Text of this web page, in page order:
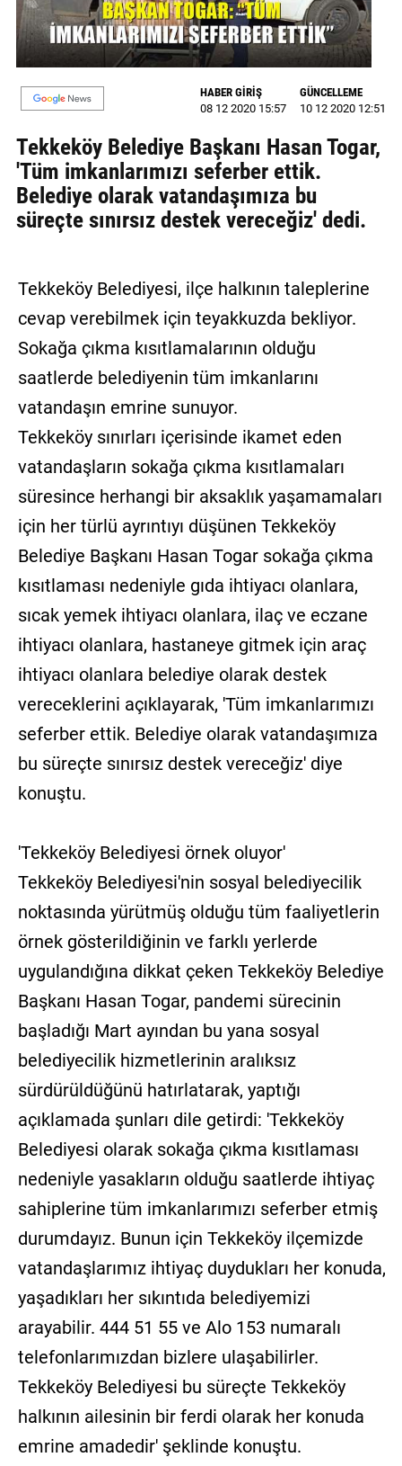
GALERİ
VİDEO
YAZARLAR
BİZE
ULAŞIN
Künye
İletişim
Sözleşmesi
Kullanıcı
Sözleşmesi
HABER GİRİŞ
08 12 2020 15:57
GÜNCELLEME
10 12 2020 12:51
Tekkeköy Belediye Başkanı Hasan Togar,
'Tüm imkanlarımızı seferber ettik.
Belediye olarak vatandaşımıza bu
süreçte sınırsız destek vereceğiz' dedi.
Tekkeköy Belediyesi, ilçe halkının taleplerine
cevap verebilmek için teyakkuzda bekliyor.
Sokağa çıkma kısıtlamalarının olduğu
saatlerde belediyenin tüm imkanlarını
vatandaşın emrine sunuyor.
Tekkeköy sınırları içerisinde ikamet eden
vatandaşların sokağa çıkma kısıtlamaları
süresince herhangi bir aksaklık yaşamamaları
için her türlü ayrıntıyı düşünen Tekkeköy
Belediye Başkanı Hasan Togar sokağa çıkma
kısıtlaması nedeniyle gıda ihtiyacı olanlara,
sıcak yemek ihtiyacı olanlara, ilaç ve eczane
ihtiyacı olanlara, hastaneye gitmek için araç
ihtiyacı olanlara belediye olarak destek
vereceklerini açıklayarak, 'Tüm imkanlarımızı
seferber ettik. Belediye olarak vatandaşımıza
bu süreçte sınırsız destek vereceğiz' diye
konuştu.
'Tekkeköy Belediyesi örnek oluyor'
Tekkeköy Belediyesi'nin sosyal belediyecilik
noktasında yürütmüş olduğu tüm faaliyetlerin
örnek gösterildiğinin ve farklı yerlerde
uygulandığına dikkat çeken Tekkeköy Belediye
Başkanı Hasan Togar, pandemi sürecinin
başladığı Mart ayından bu yana sosyal
belediyecilik hizmetlerinin aralıksız
sürdürüldüğünü hatırlatarak, yaptığı
açıklamada şunları dile getirdi: 'Tekkeköy
Belediyesi olarak sokağa çıkma kısıtlaması
nedeniyle yasakların olduğu saatlerde ihtiyaç
sahiplerine tüm imkanlarımızı seferber etmiş
durumdayız. Bunun için Tekkeköy ilçemizde
vatandaşlarımız ihtiyaç duydukları her konuda,
yaşadıkları her sıkıntıda belediyemizi
arayabilir. 444 51 55 ve Alo 153 numaralı
telefonlarımızdan bizlere ulaşabilirler.
Tekkeköy Belediyesi bu süreçte Tekkeköy
halkının ailesinin bir ferdi olarak her konuda
emrine amadedir' şeklinde konuştu.